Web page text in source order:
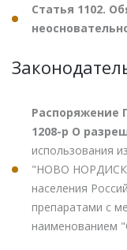
Статья 1102.
Распоряжение
1208-р О
использования
"НОВО НОРДИСК
населения
препаратами с
наименованием